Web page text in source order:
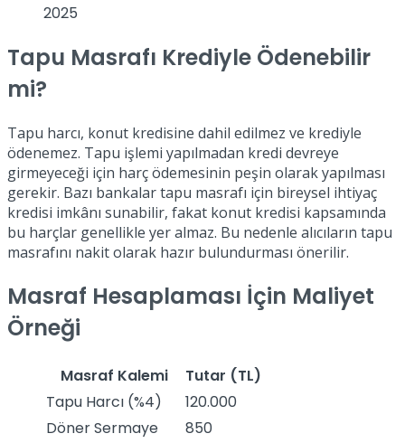
2025
Tapu Masrafı Krediyle Ödenebilir
mi?
Tapu harcı, konut kredisine dahil edilmez ve krediyle
ödenemez. Tapu işlemi yapılmadan kredi devreye
girmeyeceği için harç ödemesinin peşin olarak yapılması
gerekir. Bazı bankalar tapu masrafı için bireysel ihtiyaç
kredisi imkânı sunabilir, fakat konut kredisi kapsamında
bu harçlar genellikle yer almaz. Bu nedenle alıcıların tapu
masrafını nakit olarak hazır bulundurması önerilir.
Masraf Hesaplaması İçin Maliyet
Örneği
Masraf Kalemi
Tutar (TL)
Tapu Harcı (%4)
120.000
Döner Sermaye
850